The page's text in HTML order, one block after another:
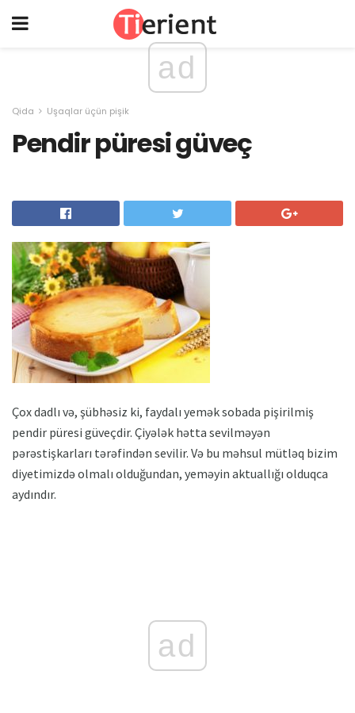
ad
Qida Uşaqlar üçün pişik
Pendir püresi güveç
Çox dadlı və, şübhəsiz ki, faydalı yemək sobada pişirilmiş
pendir püresi güveçdir. Çiyələk hətta sevilməyən
pərəstişkarları tərəfindən sevilir. Və bu məhsul mütləq bizim
diyetimizdə olmalı olduğundan, yeməyin aktuallığı olduqca
aydındır.
ad